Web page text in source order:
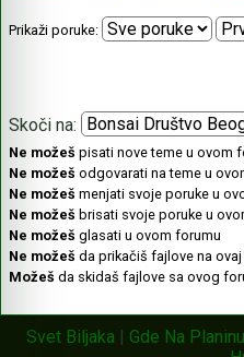
Prikaži poruke:
Skoči na:
Ne možeš pisati nove teme u ovom
Ne možeš odgovarati na teme u
Ne možeš menjati svoje poruke u
Ne možeš brisati svoje poruke u
Ne možeš glasati u ovom forumu
Ne možeš da prikačiš fajlove na ovaj
Možeš da skidaš fajlove sa ovog
Svet Biljaka | Gde Na